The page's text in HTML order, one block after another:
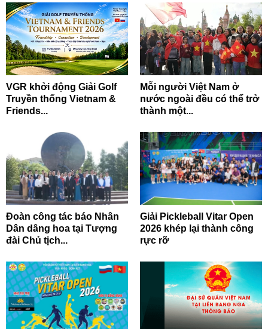
VGR khởi động Giải Golf
Truyền thống Vietnam &
Friends...
Mỗi người Việt Nam ở
nước ngoài đều có thể trở
thành một...
Đoàn công tác báo Nhân
Dân dâng hoa tại Tượng
đài Chủ tịch...
Giải Pickleball Vitar Open
2026 khép lại thành công
rực rỡ